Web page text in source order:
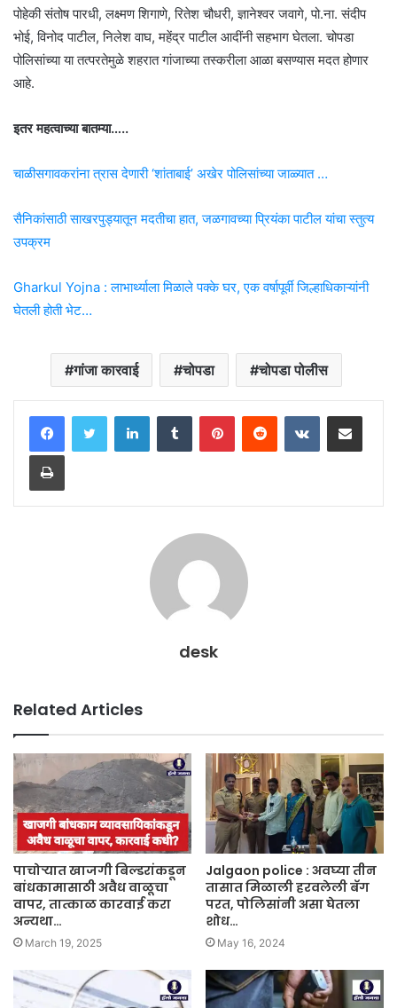
पोहेकी संतोष पारधी, लक्ष्मण शिगाणे, रितेश चौधरी, ज्ञानेश्वर जवागे, पो.ना. संदीप
भोई, विनोद पाटील, निलेश वाघ, महेंद्र पाटील आदींनी सहभाग घेतला. चोपडा
पोलिसांच्या या तत्परतेमुळे शहरात गांजाच्या तस्करीला आळा बसण्यास मदत होणार
आहे.
इतर महत्वाच्या बातम्या…..
चाळीसगावकरांना त्रास देणारी ‘शांताबाई’ अखेर पोलिसांच्या जाळ्यात …
सैनिकांसाठी साखरपुड्यातून मदतीचा हात, जळगावच्या प्रियंका पाटील यांचा स्तुत्य
उपक्रम
Gharkul Yojna : लाभार्थ्याला मिळाले पक्के घर, एक वर्षापूर्वी जिल्हाधिकाऱ्यांनी
घेतली होती भेट…
गांजा कारवाई चोपडा चोपडा पोलीस
LinkedInTumblr PinterestReddit VKontakteShare via Email
Print
desk
Related Articles
पाचोऱ्यात खाजगी बिल्डरांकडून
बांधकामासाठी अवैध वाळूचा
वापर, तात्काळ कारवाई करा
अन्यथा…
March 19, 2025
Jalgaon police : अवघ्या तीन
तासात मिळाली हरवलेली बॅग
परत, पोलिसांनी असा घेतला
शोध…
May 16, 2024